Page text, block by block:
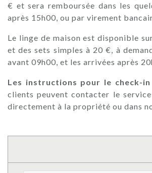
€ et sera remboursée dans les
après 15h00, ou par virement
Le linge de maison est disponible
et des sets simples à 20 €, à
avant 09h00, et les arrivées après
Les instructions pour le check-in
clients peuvent contacter le
directement à la propriété ou dans